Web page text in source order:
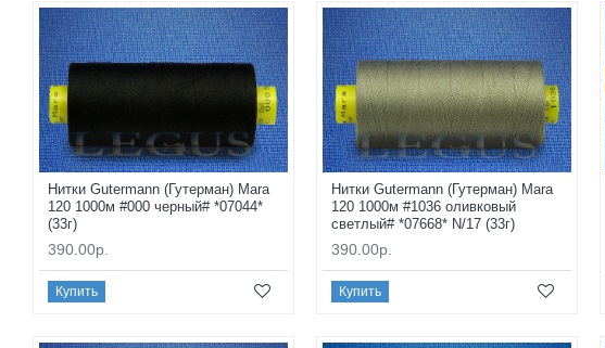
Нитки Gutermann (Гутерман) Mara
120 1000м #000 черный# *07044*
(33г)
390.00р.
Купить
Нитки Gutermann (Гутерман) Mara
120 1000м #1036 оливковый
светлый# *07668* N/17 (33г)
390.00р.
Купить